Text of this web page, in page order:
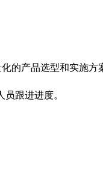
的产品选型和实施方
跟进进度。